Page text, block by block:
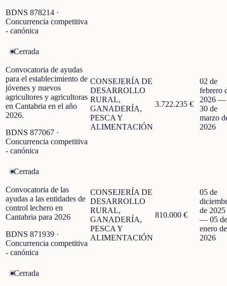
BDNS 878214 ·
Concurrencia competitiva
- canónica
Cerrada
Convocatoria de ayudas
para el establecimiento de
jóvenes y nuevos
agricultores y agricultoras
en Cantabria en el año
2026.
BDNS 877067 ·
Concurrencia competitiva
- canónica
CONSEJERÍA DE
DESARROLLO
RURAL,
GANADERÍA,
PESCA Y
ALIMENTACIÓN
3.722.235 €
02 de
febrero
2026 —
30 de
marzo
2026
Cerrada
Convocatoria de las
ayudas a las entidades de
control lechero en
Cantabria para 2026
BDNS 871939 ·
Concurrencia competitiva
- canónica
CONSEJERÍA DE
DESARROLLO
RURAL,
GANADERÍA,
PESCA Y
ALIMENTACIÓN
810.000 €
05 de
de 2025
— 05 de
enero de
2026
Cerrada